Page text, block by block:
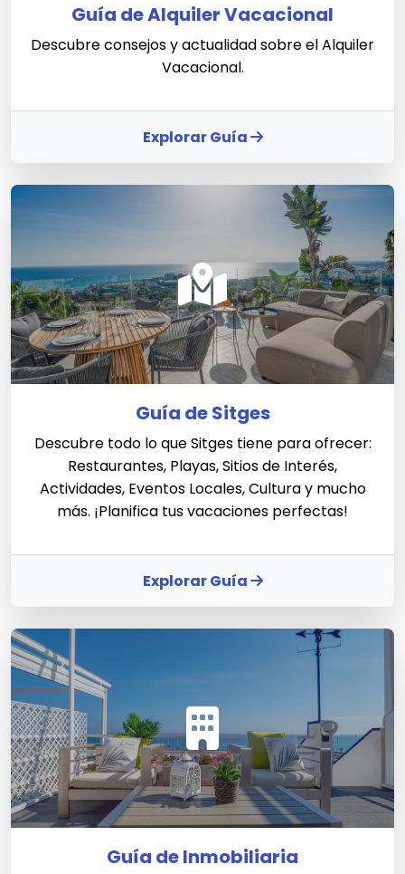
Guía de Alquiler Vacacional
Descubre consejos y actualidad sobre el Alquiler
Vacacional.
Explorar Guía
Guía de Sitges
Descubre todo lo que Sitges tiene para ofrecer:
Restaurantes, Playas, Sitios de Interés,
Actividades, Eventos Locales, Cultura y mucho
más. ¡Planifica tus vacaciones perfectas!
Explorar Guía
Guía de Inmobiliaria